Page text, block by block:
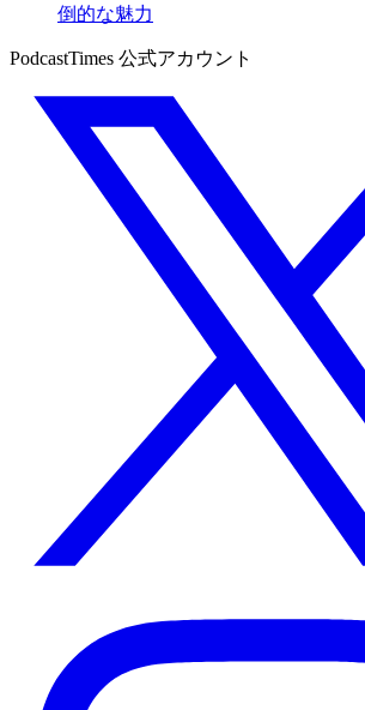
倒的な魅力
PodcastTimes 公式アカウント